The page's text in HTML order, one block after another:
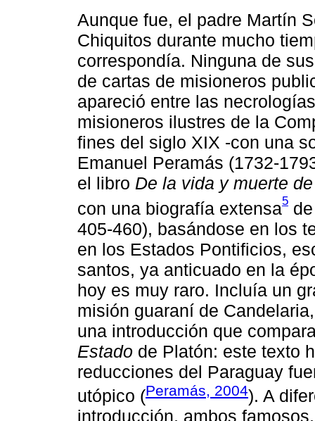
Aunque fue, el padre Martín
Chiquitos durante mucho
correspondía. Ninguna de
de cartas de misioneros
apareció entre las
misioneros ilustres de la
fines del siglo XIX -con una
Emanuel Peramás (1732-
el libro De la vida y muerte
con una biografía extensa5
405-460), basándose en los
en los Estados Pontificios,
santos, ya anticuado en la
hoy es muy raro. Incluía un
misión guaraní de
una introducción que
Estado de Platón: este texto
reducciones del Paraguay
utópico (Peramás, 2004). A
introducción, ambos